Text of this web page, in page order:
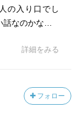
の入り口でし
話なのかな…
詳細をみる
フォロー